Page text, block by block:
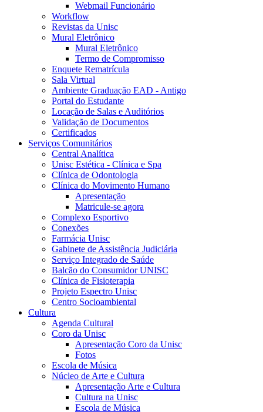
Webmail Funcionário
Workflow
Revistas da Unisc
Mural Eletrônico
Mural Eletrônico
Termo de Compromisso
Enquete Rematrícula
Sala Virtual
Ambiente Graduação EAD - Antigo
Portal do Estudante
Locação de Salas e Auditórios
Validação de Documentos
Certificados
Serviços Comunitários
Central Analítica
Unisc Estética - Clínica e Spa
Clínica de Odontologia
Clínica do Movimento Humano
Apresentação
Matricule-se agora
Complexo Esportivo
Conexões
Farmácia Unisc
Gabinete de Assistência Judiciária
Serviço Integrado de Saúde
Balcão do Consumidor UNISC
Clínica de Fisioterapia
Projeto Espectro Unisc
Centro Socioambiental
Cultura
Agenda Cultural
Coro da Unisc
Apresentação Coro da Unisc
Fotos
Escola de Música
Núcleo de Arte e Cultura
Apresentação Arte e Cultura
Cultura na Unisc
Escola de Música